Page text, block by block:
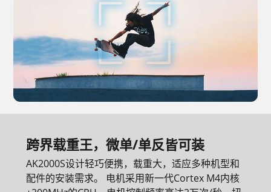
跨界载重王，微单/单反皆可装
AK2000S设计轻巧便携，载重大，适应多种机型和
配件的安装需求。 电机采用新一代Cortex M4内核